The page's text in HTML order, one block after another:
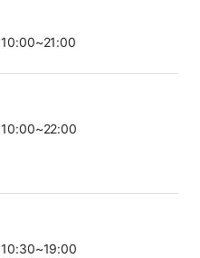
10:00~21:00
10:00~22:00
10:30~19:00